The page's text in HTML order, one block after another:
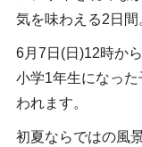
気を味わえる2日間
6月7日(日)12時か
小学1年生になっ
われます。
初夏ならではの風